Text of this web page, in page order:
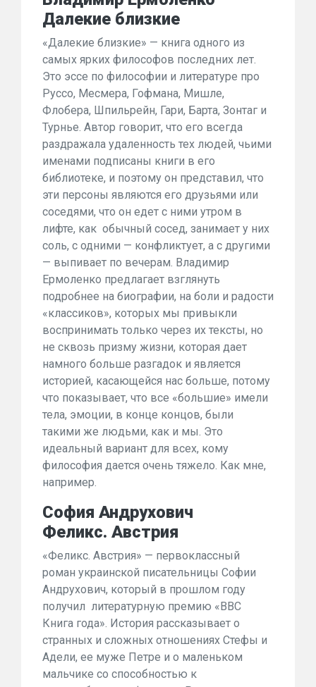
Далекие близкие
«Далекие близкие» — книга одного из
самых ярких философов последних лет.
Это эссе по философии и литературе про
Руссо, Месмера, Гофмана, Мишле,
Флобера, Шпильрейн, Гари, Барта, Зонтаг и
Турнье. Автор говорит, что его всегда
раздражала удаленность тех людей, чьими
именами подписаны книги в его
библиотеке, и поэтому он представил, что
эти персоны являются его друзьями или
соседями, что он едет с ними утром в
лифте, как обычный сосед, занимает у них
соль, с одними — конфликтует, а с другими
— выпивает по вечерам. Владимир
Ермоленко предлагает взглянуть
подробнее на биографии, на боли и радости
«классиков», которых мы привыкли
воспринимать только через их тексты, но
не сквозь призму жизни, которая дает
намного больше разгадок и является
историей, касающейся нас больше, потому
что показывает, что все «большие» имели
тела, эмоции, в конце концов, были
такими же людьми, как и мы. Это
идеальный вариант для всех, кому
философия дается очень тяжело. Как мне,
например.
София Андрухович
Феликс. Австрия
«Феликс. Австрия» — первоклассный
роман украинской писательницы Софии
Андрухович, который в прошлом году
получил литературную премию «ВВС
Книга года». История рассказывает о
странных и сложных отношениях Стефы и
Адели, ее муже Петре и о маленьком
мальчике со способностью к